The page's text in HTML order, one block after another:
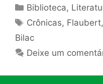
Categorias
Biblioteca,
Tags
Crônicas, Flaubert,
Bilac
Deixe um